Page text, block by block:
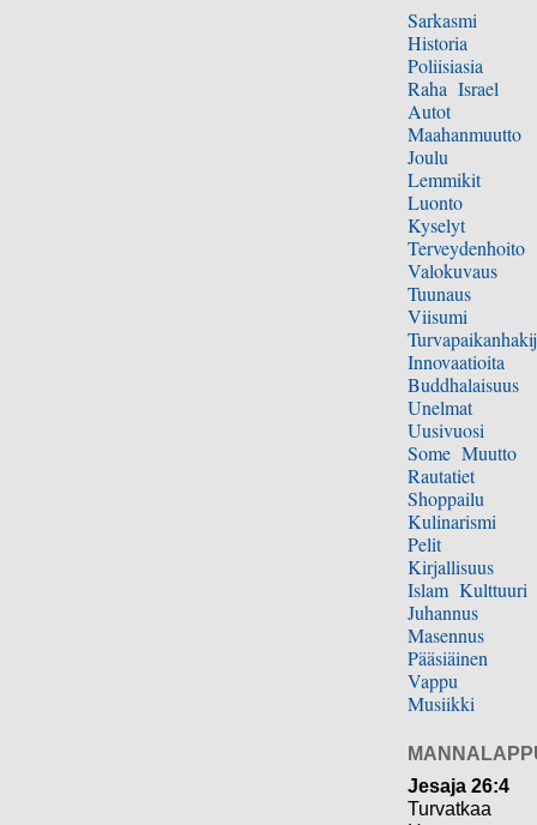
Sarkasmi
Historia
Poliisiasia
Raha Israel
Autot
Maahanmuutto
Joulu
Lemmikit
Luonto
Kyselyt
Terveydenhoito
Valokuvaus
Tuunaus
Viisumi
Innovaatioita
Buddhalaisuus
Unelmat
Uusivuosi
Some Muutto
Rautatiet
Shoppailu
Kulinarismi
Pelit
Kirjallisuus
Islam Kulttuuri
Juhannus
Masennus
Pääsiäinen
Vappu
Musiikki
Jesaja 26:4
Turvatkaa